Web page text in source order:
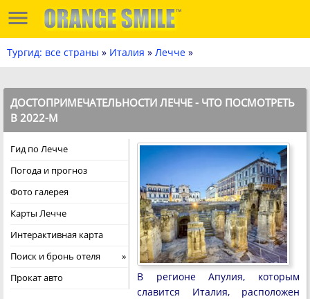
Тургид: все страны » Италия » Лечче »
ДОСТОПРИМЕЧАТЕЛЬНОСТИ ЛЕЧЧЕ - ЧТО ПОСМОТРЕТЬ
В 2022-М
Гид по Лечче
Погода и прогноз
Фото галерея
Карты Лечче
Интерактивная карта
Поиск и бронь отеля
Прокат авто
В регионе Апулия, которым
славится Италия, расположен